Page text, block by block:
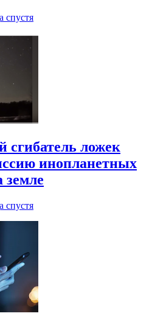
спустя
сгибатель ложек
инопланетных
земле
спустя